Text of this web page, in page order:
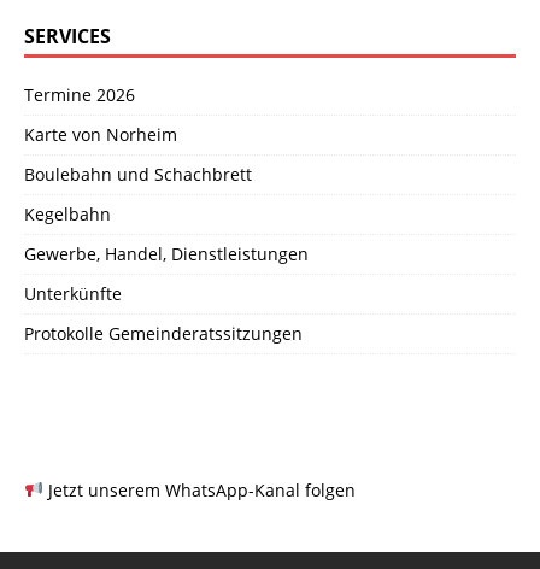
SERVICES
Termine 2026
Karte von Norheim
Boulebahn und Schachbrett
Kegelbahn
Gewerbe, Handel, Dienstleistungen
Unterkünfte
Protokolle Gemeinderatssitzungen
Jetzt unserem WhatsApp-Kanal folgen